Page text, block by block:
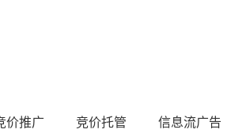
价推广 竞价托管 信息流广告